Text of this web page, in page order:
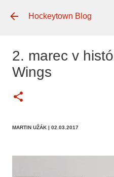
Preskočiť na
Hockeytown Blog
2. marec v
Wings
MARTIN UŽÁK | 02.03.2017